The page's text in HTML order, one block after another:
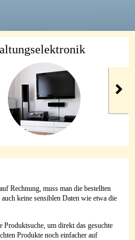
Rechnung, muss man die bestellten
keine sensiblen Daten wie etwa die
Produktsuche, um direkt das gesuchte
Produkte noch einfacher auf